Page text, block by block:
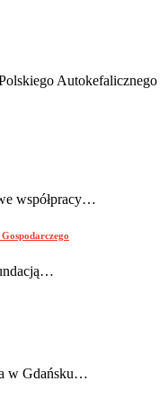
Autokefalicznego
współpracy…
w Gdańsku…